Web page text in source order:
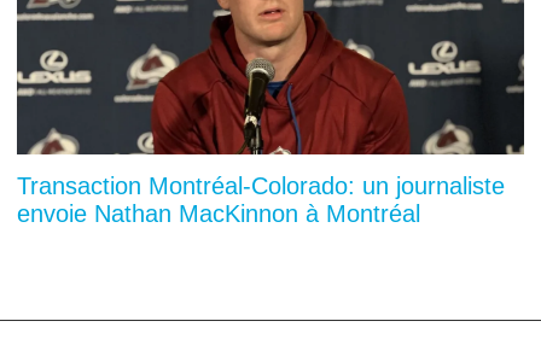
Transaction Montréal-Colorado: un journaliste
envoie Nathan MacKinnon à Montréal